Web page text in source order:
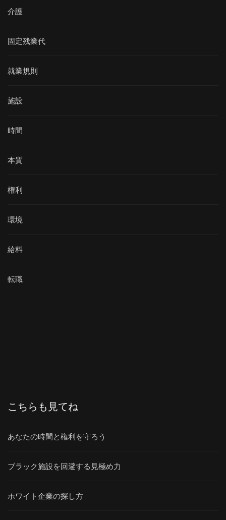
介護
固定残業代
就業規則
施設
時間
本質
権利
環境
給料
転職
こちらも見てね
あなたの時間と権利を守ろう
ブラック施設を回避する見極め力
ホワイト企業の探し方